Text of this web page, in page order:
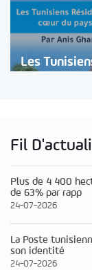
Les
Fil
Plus de 4 400
de 63% par rapp
24-07-2026
La Poste
son identité
24-07-2026